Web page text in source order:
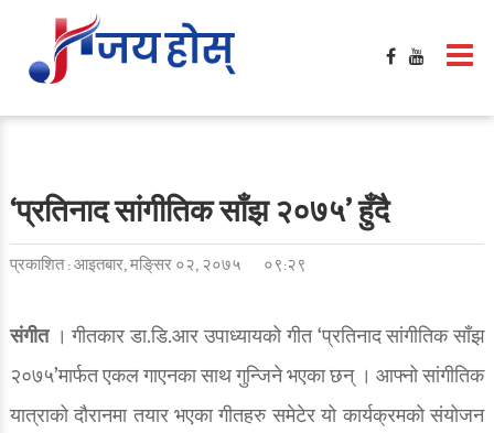
‘प्रतिनाद सांगीतिक साँझ २०७५’ हुँदै
प्रकाशित : आइतबार, मङि्सर ०२, २०७५ ०९:२९
संगीत। गीतकार डा.डि.आर उपाध्यायको गीत ‘प्रतिनाद सांगीतिक साँझ
२०७५’मार्फत एकल गाएनका साथ गुन्जिने भएका छन् । आफ्नो सांगीतिक
यात्राको दौरानमा तयार भएका गीतहरु समेटेर यो कार्यक्रमको संयोजन